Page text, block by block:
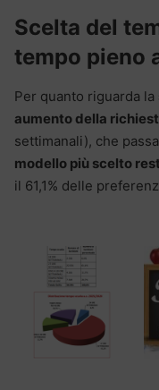
Scelta del
tempo pieno
Per quanto riguarda la
aumento della
settimanali), che
modello più scelto
il 61,1% delle